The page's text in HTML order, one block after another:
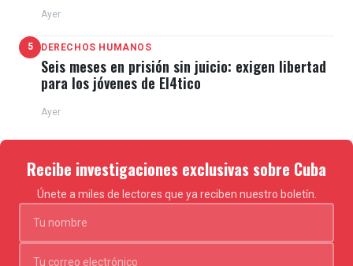
Ayer
5 DERECHOS HUMANOS
Seis meses en prisión sin juicio: exigen libertad
para los jóvenes de El4tico
Ayer
Recibe investigaciones exclusivas sobre Cuba
Únete a miles de lectores que ya reciben nuestro boletín.